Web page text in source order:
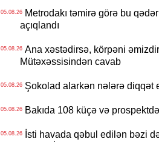
05.08.26Metrodakı təmirə görə bu
açıqlandı
05.08.26Ana xəstədirsə, körpəni
Mütəxəssisindən cavab
05.08.26Şokolad alarkən nələrə diqqət
05.08.26Bakıda 108 küçə və
05.08.26İsti havada qəbul edilən bəzi